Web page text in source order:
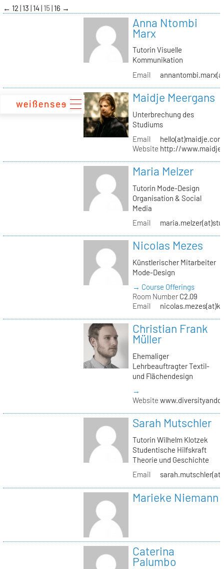
zum
Inhalt
← 12 13 14 15 16 →
Anna Ntombi
Marx
Tutorin Visuelle
Kommunikation
Email
Maidje Meergans
Unterbrechung des
Studiums
Email
hello(at)maidje.com
Website http://
Maria Melzer
Tutorin Mode-Design
Organisation & Social
Media
Email
Nicolas Mezes
Künstlerischer Mitarbeiter
Mode-Design
→ Course Offerings
Room NumberC2.09
Email
Christian Frank
Müller
Ehemaliger
Lehrbeauftragter Textil-
und Flächendesign
→
Website
Sarah Mutschler
Tutorin Wilhelm Klotzek
Studentische Hilfskraft
Theorie und Geschichte
Email
Marieke Niemann
Caterina
Palumbo